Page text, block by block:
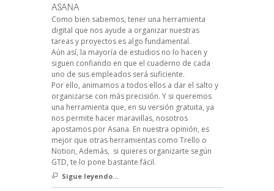
ASANA
Como bien sabemos, tener una herramienta
digital que nos ayude a organizar nuestras
tareas y proyectos es algo fundamental.
Aún así, la mayoría de estudios no lo hacen y
siguen confiando en que el cuaderno de cada
uno de sus empleados será suficiente.
Por ello, animamos a todos ellos a dar el salto y
organizarse con más precisión. Y si queremos
una herramienta que, en su versión gratuita, ya
nos permite hacer maravillas, nosotros
apostamos por Asana. En nuestra opinión, es
mejor que otras herramientas como Trello o
Notion, Además, si quieres organizarte según
GTD, te lo pone bastante fácil.
Sigue leyendo...